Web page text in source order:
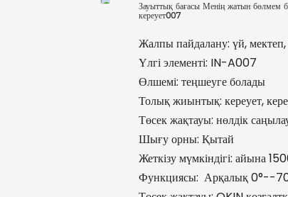
Зауыттық бағасы Менің жатын бөлмем
кереует007
Жалпы пайдалану: үй,
Үлгі элементі: IN-A007
Өлшемі: теңшеуге болады
Толық жиынтық: кереует,
Төсек жақтауы: нөлдік
Шығу орны: Қытай
Жеткізу мүмкіндігі: айына
Функциясы: Арқалық 0°--